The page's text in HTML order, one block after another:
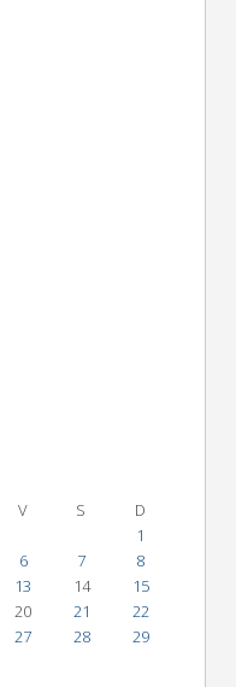
V S
D
1
6 7
8
13 14
15
20 21
22
27 28
29